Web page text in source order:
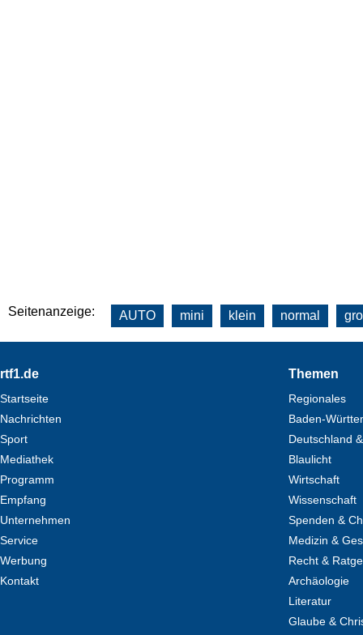
Seitenanzeige: AUTO mini klein normal
Footer
rtf1.de
Startseite
Nachrichten
Sport
Mediathek
Programm
Empfang
Unternehmen
Service
Werbung
Kontakt
Themen
Regionales
Baden-
Deutschland
Blaulicht
Wirtschaft
Wissenschaft
Spenden &
Medizin &
Recht &
Archäologie
Literatur
Glaube &